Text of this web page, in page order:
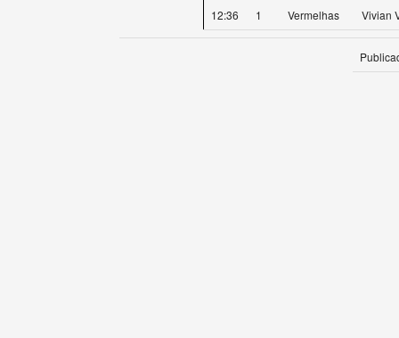
12:36 1 Vermelhas Vivian